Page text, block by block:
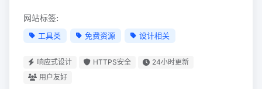
网站标签:
工具类 免费资源 设计相关
响应式设计 HTTPS安全
24小时更新
用户友好